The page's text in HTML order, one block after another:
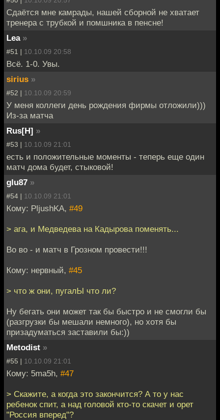
Сдаётся мне камрады, нашей сборной не хватает
тренера с трубкой и помшника в пенсне!
Lea »
#51 | 10.10.09 20:58
Всё. 1-0. Увы.
sirius »
#52 | 10.10.09 20:59
У меня коллеги день рождения фирмы отложили)))
Из-за матча
Rus[H] »
#53 | 10.10.09 21:01
есть и положительные моменты - теперь еще один
матч дома будет, стыковой!
glu87 »
#54 | 10.10.09 21:01
Кому: PljushKA, #49
> ага, и Медведева на Кадырова поменять...
Во во - и матч в Грозном провести!!!
Кому: нервный, #45
> что ж они, пугалЫ что ли?
Ну бегать они может так бы быстро и не смогли бы
(разгрузки бы мешали немного), но хотя бы
призадуматься заставили бы:))
Metodist »
#55 | 10.10.09 21:01
Кому: 5ma5h, #47
> Скажите, а когда это закончится? А то у нас
ребенок спит, а над головой кто-то скачет и орет
"Россия вперед"?